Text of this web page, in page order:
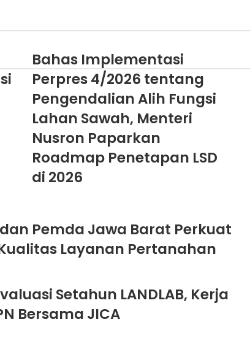
Bahas Implementasi
Perpres 4/2026 tentang
Pengendalian Alih Fungsi
Lahan Sawah, Menteri
Nusron Paparkan
Roadmap Penetapan LSD
di 2026
Pemda Jawa Barat Perkuat
Layanan Pertanahan
Setahun LANDLAB, Kerja
Bersama JICA